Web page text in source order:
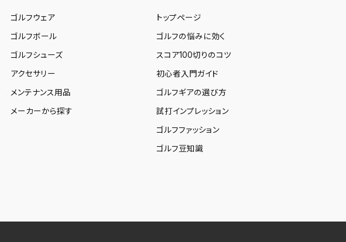
ゴルフウェア
ゴルフボール
ゴルフシューズ
アクセサリー
メンテナンス用品
メーカーから探す
トップページ
ゴルフの悩みに効く
スコア100切りのコツ
初心者入門ガイド
ゴルフギアの選び方
試打インプレッション
ゴルフファッション
ゴルフ豆知識